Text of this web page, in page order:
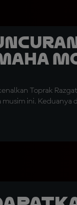
Toprak
ini. Keduanya